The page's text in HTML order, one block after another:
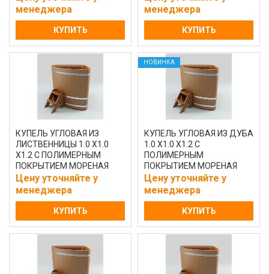
менеджера
КУПИТЬ
менеджера
КУПИТЬ
КУПЕЛЬ УГЛОВАЯ ИЗ
ЛИСТВЕННИЦЫ 1.0 Х1.0
Х1.2 С ПОЛИМЕРНЫМ
ПОКРЫТИЕМ МОРЕНАЯ
Цену уточняйте у
менеджера
КУПИТЬ
НОВИНКА
КУПЕЛЬ УГЛОВАЯ ИЗ ДУБА
1.0 Х1.0 Х1.2 С
ПОЛИМЕРНЫМ
ПОКРЫТИЕМ МОРЕНАЯ
Цену уточняйте у
менеджера
КУПИТЬ